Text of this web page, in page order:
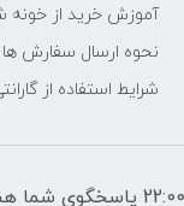
آموزش خرید از
نحوه ارسال سفارش ها
شرایط استفاده از